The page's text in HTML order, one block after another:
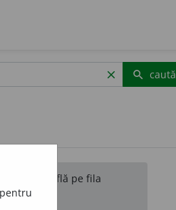
clear search caută
se află pe fila